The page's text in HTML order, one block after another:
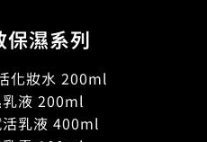
保濕系列
化妝水 200ml
液 200ml
乳液 400ml